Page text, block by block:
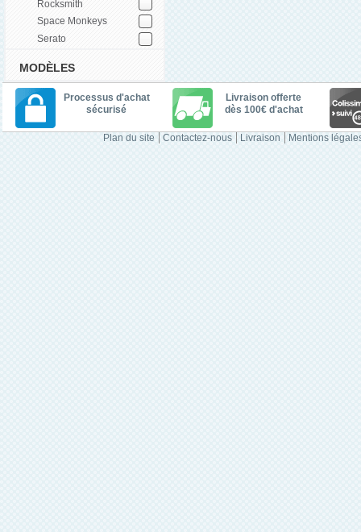
Rocksmith
Space Monkeys
Serato
MODÈLES
Processus d'achat
sécurisé
Livraison offerte
dès 100€ d'achat
Plan du site Contactez-nous Livraison Mentions